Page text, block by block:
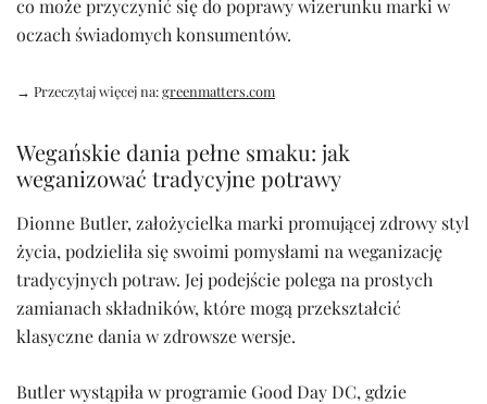
co może przyczynić się do poprawy wizerunku marki w
oczach świadomych konsumentów.
→ Przeczytaj więcej na:greenmatters.com
Wegańskie dania pełne smaku: jak
weganizować tradycyjne potrawy
Dionne Butler, założycielka marki promującej zdrowy styl
życia, podzieliła się swoimi pomysłami na weganizację
tradycyjnych potraw. Jej podejście polega na prostych
zamianach składników, które mogą przekształcić
klasyczne dania w zdrowsze wersje.
Butler wystąpiła w programie Good Day DC, gdzie